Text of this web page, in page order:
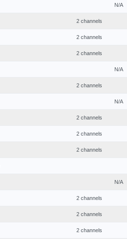
N/A
2 channels
2 channels
2 channels
N/A
2 channels
N/A
2 channels
2 channels
2 channels
N/A
2 channels
2 channels
2 channels